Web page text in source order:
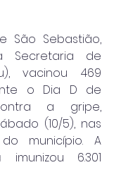
São Sebastião,
Secretaria de
vacinou 469
o Dia D de
a gripe,
(10/5), nas
município. A
6.301